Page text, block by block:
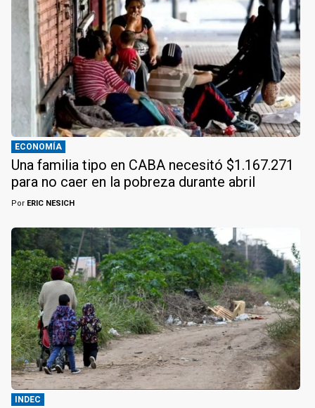
ECONOMÍA
Una familia tipo en CABA necesitó $1.167.271
para no caer en la pobreza durante abril
Por ERIC NESICH
INDEC